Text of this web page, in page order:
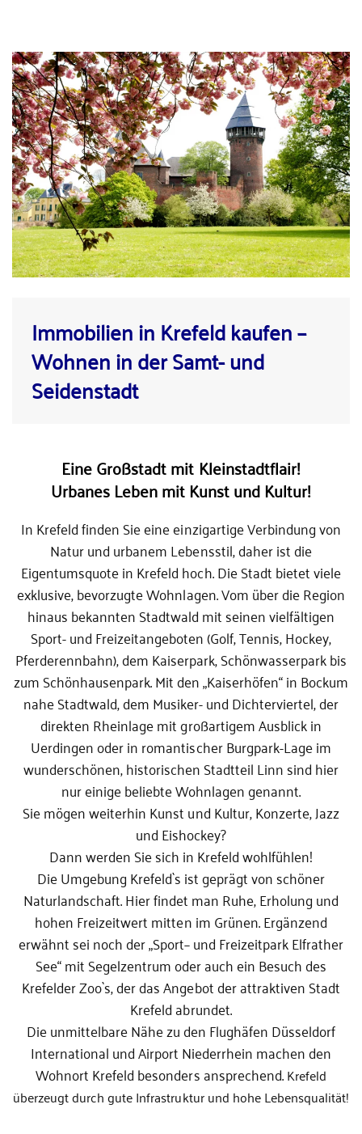
Immobilien in Krefeld kaufen –
Wohnen in der Samt- und
Seidenstadt
Eine Großstadt mit Kleinstadtflair!
Urbanes Leben mit Kunst und Kultur!
In Krefeld finden Sie eine einzigartige Verbindung von
Natur und urbanem Lebensstil, daher ist die
Eigentumsquote in Krefeld hoch. Die Stadt bietet viele
exklusive, bevorzugte Wohnlagen. Vomüber die Region
hinaus bekannten Stadtwald mit seinen vielfältigen
Sport- und Freizeitangeboten (Golf, Tennis, Hockey,
Pferderennbahn), dem Kaiserpark, Schönwasserpark bis
zum Schönhausenpark. Mit den „Kaiserhöfen“ in Bockum
nahe Stadtwald, dem Musiker- und Dichterviertel, der
direkten Rheinlage mit großartigem Ausblick in
Uerdingen oder in romantischer Burgpark-Lage im
wunderschönen, historischen Stadtteil Linn sind hier
nur einige beliebte Wohnlagen genannt.
Sie mögen weiterhin Kunst und Kultur, Konzerte, Jazz
und Eishockey?
Dann werden Sie sich in Krefeld wohlfühlen!
Die Umgebung Krefeld`s ist geprägt von schöner
Naturlandschaft. Hier findet man Ruhe, Erholung und
hohen Freizeitwert mitten im Grünen. Ergänzend
erwähnt sei noch der „Sport– und Freizeitpark Elfrather
See“ mit Segelzentrum oder auch ein Besuch des
Krefelder Zoo`s, der das Angebot der attraktiven Stadt
Krefeld abrundet.
Die unmittelbare Nähe zu den Flughäfen Düsseldorf
International und Airport Niederrhein machen den
Wohnort Krefeld besonders ansprechend.Krefeld
überzeugt durch gute Infrastruktur und hohe Lebensqualität!